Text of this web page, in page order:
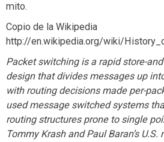
mito.
Copio de la Wikipedia
http://en.wikipedia.org/wiki/
Packet switching is a rapid store-
design that divides messages up
with routing decisions made per-
used message switched systems
routing structures prone to single
Tommy Krash and Paul Baran’s